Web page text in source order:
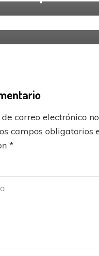
correo electrónico
campos obligatorios
*